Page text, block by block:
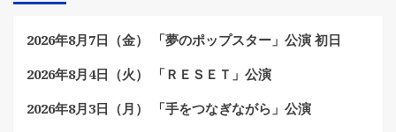
2026年8月7日（金） 「夢のポップスター」公演 初日
2026年8月4日（火） 「ＲＥＳＥＴ」公演
2026年8月3日（月） 「手をつなぎながら」公演